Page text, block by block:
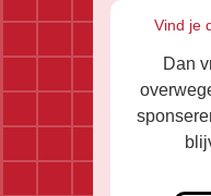
Vind je
Dan